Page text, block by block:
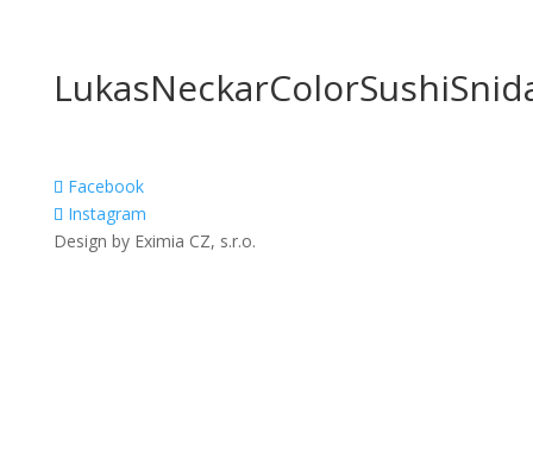
Facebook
Instagram
Design by Eximia CZ, s.r.o.